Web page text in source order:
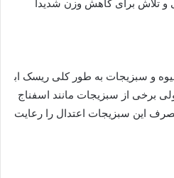
و تلاش برای کاهش وزن شدیدا
و سبزیجات به طور کلی ریسک اب
برخی از سبزیجات مانند اسفناج
این سبزیجات اعتدال را رعایت